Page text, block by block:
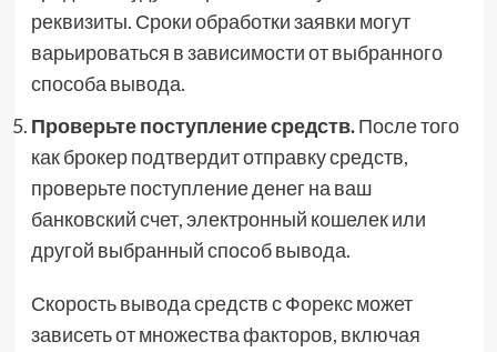
реквизиты. Сроки обработки заявки могут
варьироваться в зависимости от выбранного
способа вывода.
Проверьте поступление средств.После того
как брокер подтвердит отправку средств,
проверьте поступление денег на ваш
банковский счет, электронный кошелек или
другой выбранный способ вывода.
Скорость вывода средств с Форекс может
зависеть от множества факторов, включая